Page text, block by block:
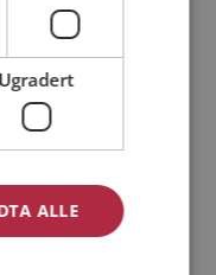
Ugradert
ALLE